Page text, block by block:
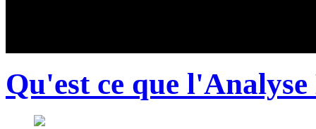
Qu'est ce que